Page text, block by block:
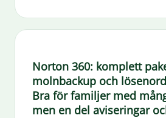
Norton 360: komplett
molnbackup och
Bra för familjer med
men en del aviseringar